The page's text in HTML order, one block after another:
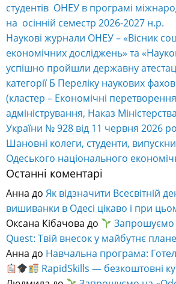
студентів ОНЕУ в програмі
на осінній семестр 2026-2027 н.р.
Наукові журнали ОНЕУ – «Вісник
економічних досліджень» та
успішно пройшли державну
категорії Б Переліку наукових
(кластер – Економічні
адміністрування, Наказ
України № 928 від 11 червня 2026
Шановні колеги, студенти,
Одеського національного
Останні коментарі
Анна до Як відзначити Всесвітній
вишиванки в Одесі цікаво і при
Оксана Кібачова до
Запрошуємо
Quest: Твій внесок у майбутнє
Анна до Навчальна програма:
RapidSkills — безкоштовні